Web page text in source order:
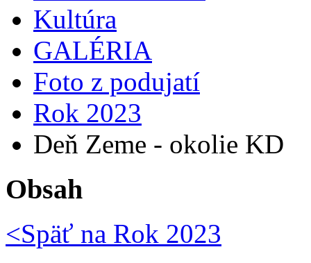
Kultúra
GALÉRIA
Foto z podujatí
Rok 2023
Deň Zeme - okolie KD
Obsah
<Späť na Rok 2023